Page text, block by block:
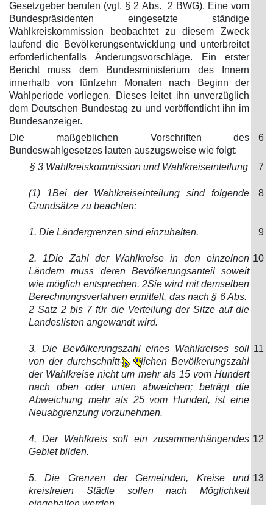
Gesetzgeber berufen (vgl. § 2 Abs. 2 BWG). Eine vom
Bundespräsidenten eingesetzte ständige
Wahlkreiskommission beobachtet zu diesem Zweck
laufend die Bevölkerungsentwicklung und unterbreitet
erforderlichenfalls Änderungsvorschläge. Ein erster
Bericht muss dem Bundesministerium des Innern
innerhalb von fünfzehn Monaten nach Beginn der
Wahlperiode vorliegen. Dieses leitet ihn unverzüglich
dem Deutschen Bundestag zu und veröffentlicht ihn im
Bundesanzeiger.
Die maßgeblichen Vorschriften des
Bundeswahlgesetzes lauten auszugsweise wie folgt:
6
§ 3 Wahlkreiskommission und Wahlkreiseinteilung 7
(1) 1Bei der Wahlkreiseinteilung sind folgende
Grundsätze zu beachten:
8
1. Die Ländergrenzen sind einzuhalten. 9
2. 1Die Zahl der Wahlkreise in den einzelnen
Ländern muss deren Bevölkerungsanteil soweit
wie möglich entsprechen. 2Sie wird mit demselben
Berechnungsverfahren ermittelt, das nach § 6 Abs.
2 Satz 2 bis 7 für die Verteilung der Sitze auf die
Landeslisten angewandt wird.
10
3. Die Bevölkerungszahl eines Wahlkreises soll
von der durchschnitt-
lichen Bevölkerungszahl
der Wahlkreise nicht um mehr als 15 vom Hundert
nach oben oder unten abweichen; beträgt die
Abweichung mehr als 25 vom Hundert, ist eine
Neuabgrenzung vorzunehmen.
11
4. Der Wahlkreis soll ein zusammenhängendes
Gebiet bilden.
12
5. Die Grenzen der Gemeinden, Kreise und
kreisfreien Städte sollen nach Möglichkeit
13